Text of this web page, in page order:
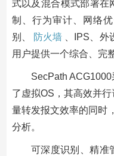
式以及混合模式部署在
制、行为审计、网络
别、
防火墙
、IPS、
用户提供一个综合、完
SecPath
了虚拟OS，其高效并
量转发报文效率的同时
分析。
可深度识别、精准